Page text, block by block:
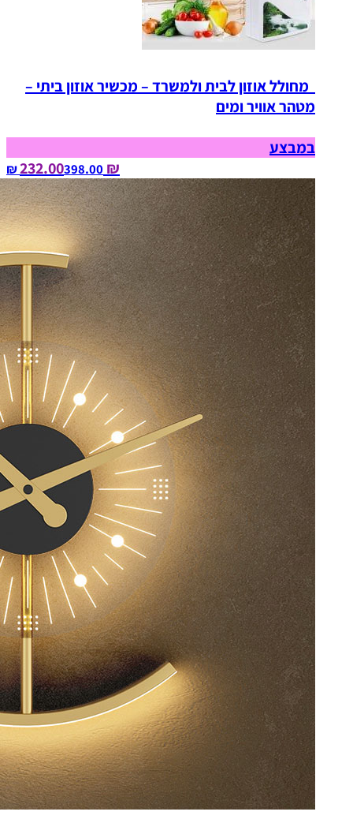
מחולל אוזון לבית ולמשרד – מכשיר אוזון ביתי –
מטהר אוויר ומים
במבצע
₪ 232.00
398.00‏ ₪